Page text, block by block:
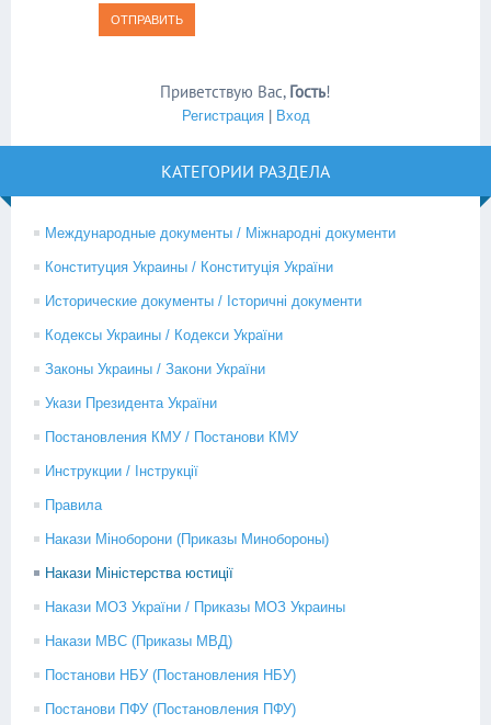
ОТПРАВИТЬ
Приветствую Вас, Гость!
Регистрация| Вход
КАТЕГОРИИ РАЗДЕЛА
Международные документы / Міжнародні документи
Конституция Украины / Конституція України
Исторические документы / Історичні документи
Кодексы Украины / Кодекси України
Законы Украины / Закони України
Укази Президента України
Постановления КМУ / Постанови КМУ
Инструкции / Інструкції
Правила
Накази Міноборони (Приказы Минобороны)
Накази Міністерства юстиції
Накази МОЗ України / Приказы МОЗ Украины
Накази МВС (Приказы МВД)
Постанови НБУ (Постановления НБУ)
Постанови ПФУ (Постановления ПФУ)